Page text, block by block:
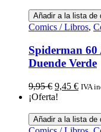
Añadir a la lista de
Comics / Libros,
Spiderman 60
Duende Verde
9,95€ 9,45 € IVA
¡Oferta!
Añadir a la lista de